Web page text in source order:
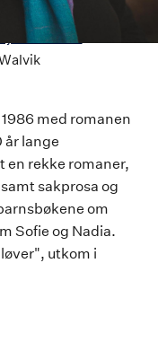
av bildet
med romanen
år lange
en rekke romaner,
sakprosa og
om
Sofie og Nadia.
utkom i